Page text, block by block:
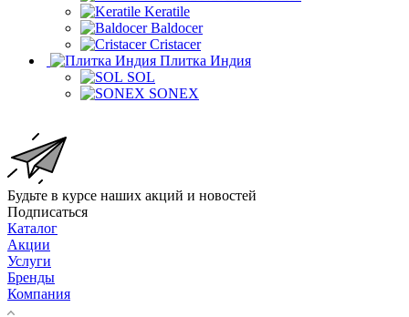
Keratile
Baldocer
Cristacer
Плитка Индия
SOL
SONEX
Будьте в курсе наших акций и новостей
Подписаться
Каталог
Акции
Услуги
Бренды
Компания